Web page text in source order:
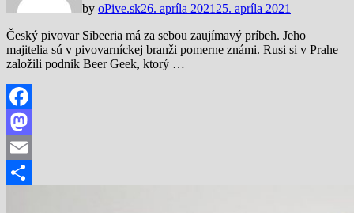
by oPive.sk26. apríla 2021 25. apríla 2021
Český pivovar Sibeeria má za sebou zaujímavý príbeh. Jeho
majitelia sú v pivovarníckej branži pomerne známi. Rusi si v Prahe
založili podnik Beer Geek, ktorý …
Facebook
Mastodon
Email